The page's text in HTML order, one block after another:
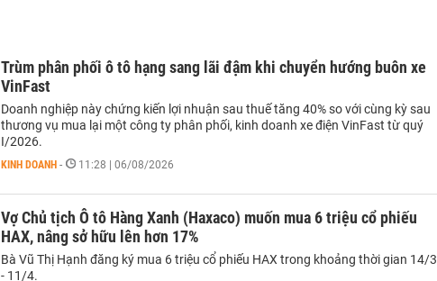
Trùm phân phối ô tô hạng sang lãi đậm khi chuyển hướng buôn xe
VinFast
Doanh nghiệp này chứng kiến lợi nhuận sau thuế tăng 40% so với cùng kỳ sau
thương vụ mua lại một công ty phân phối, kinh doanh xe điện VinFast từ quý
I/2026.
KINH DOANH - 11:28 | 06/08/2026
Vợ Chủ tịch Ô tô Hàng Xanh (Haxaco) muốn mua 6 triệu cổ phiếu
HAX, nâng sở hữu lên hơn 17%
Bà Vũ Thị Hạnh đăng ký mua 6 triệu cổ phiếu HAX trong khoảng thời gian 14/3
- 11/4.